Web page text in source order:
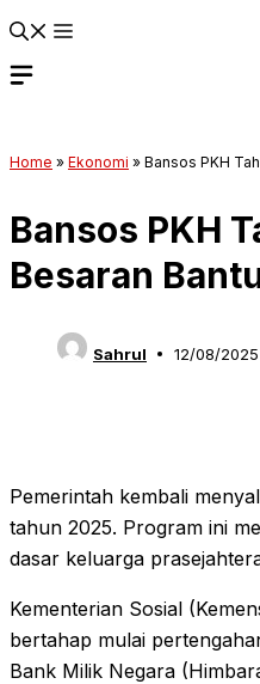
Home » Ekonomi » Bansos PKH
Bansos PKH
Besaran
Sahrul 12/08/2025
Pemerintah kembali
tahun 2025. Program ini
dasar keluarga
Kementerian Sosial
bertahap mulai
Bank Milik Negara